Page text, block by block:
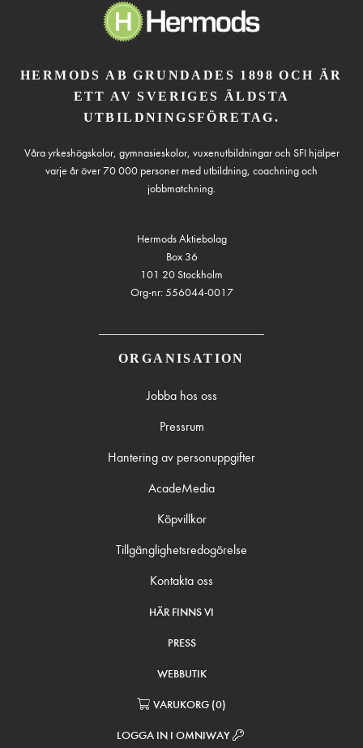
HERMODS AB GRUNDADES 1898 OCH ÄR
ETT AV SVERIGES ÄLDSTA
UTBILDNINGSFÖRETAG.
Våra yrkeshögskolor, gymnasieskolor, vuxenutbildningar och SFI hjälper
varje år över 70 000 personer med utbildning, coachning och
jobbmatchning.
Hermods Aktiebolag
Box 36
101 20 Stockholm
Org-nr: 556044-0017
ORGANISATION
Jobba hos oss
Pressrum
Hantering av personuppgifter
AcadeMedia
Köpvillkor
Tillgänglighetsredogörelse
Kontakta oss
HÄR FINNS VI
PRESS
WEBBUTIK
VARUKORG (0)
LOGGA IN I OMNIWAY